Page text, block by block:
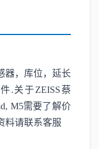
器，库位，延长
.关于ZEISS蔡
M5需要了解价
料请联系客服